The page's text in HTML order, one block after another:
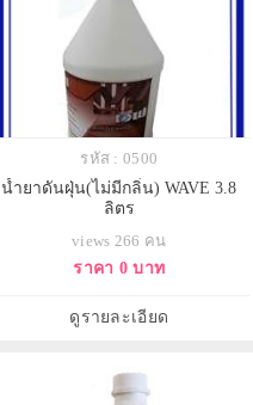
รหัส : 0500
น้ำยาดันฝุ่น(ไม่มีกลิ่น) WAVE 3.8
ลิตร
views 266 คน
ราคา 0 บาท
ดูรายละเอียด